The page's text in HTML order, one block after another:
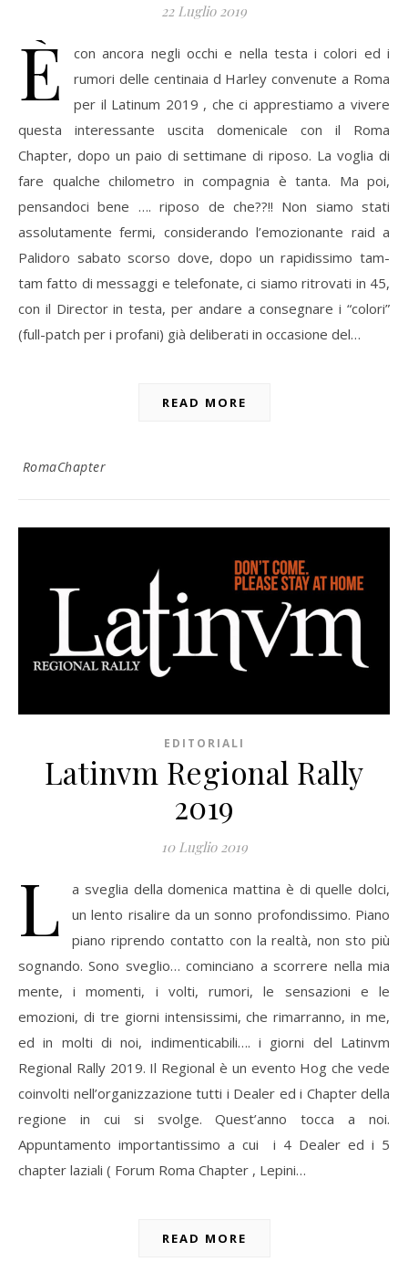
22 Luglio 2019
È
con ancora negli occhi e nella testa i colori ed i
rumori delle centinaia d Harley convenute a Roma
per il Latinum 2019 , che ci apprestiamo a vivere
questa interessante uscita domenicale con il Roma
Chapter, dopo un paio di settimane di riposo. La voglia di
fare qualche chilometro in compagnia è tanta. Ma poi,
pensandoci bene …. riposo de che??!! Non siamo stati
assolutamente fermi, considerando l’emozionante raid a
Palidoro sabato scorso dove, dopo un rapidissimo tam-
tam fatto di messaggi e telefonate, ci siamo ritrovati in 45,
con il Director in testa, per andare a consegnare i “colori”
(full-patch per i profani) già deliberati in occasione del…
READ MORE
RomaChapter
EDITORIALI
Latinvm Regional Rally
2019
10 Luglio 2019
L
a sveglia della domenica mattina è di quelle dolci,
un lento risalire da un sonno profondissimo. Piano
piano riprendo contatto con la realtà, non sto più
sognando. Sono sveglio… cominciano a scorrere nella mia
mente, i momenti, i volti, rumori, le sensazioni e le
emozioni, di tre giorni intensissimi, che rimarranno, in me,
ed in molti di noi, indimenticabili…. i giorni del Latinvm
Regional Rally 2019. Il Regional è un evento Hog che vede
coinvolti nell’organizzazione tutti i Dealer ed i Chapter della
regione in cui si svolge. Quest’anno tocca a noi.
Appuntamento importantissimo a cui i 4 Dealer ed i 5
chapter laziali ( Forum Roma Chapter , Lepini…
READ MORE